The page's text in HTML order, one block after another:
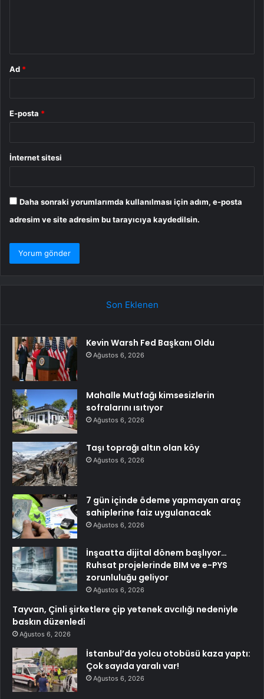
Ad *
E-posta *
İnternet sitesi
Daha sonraki yorumlarımda kullanılması için adım, e-posta
adresim ve site adresim bu tarayıcıya kaydedilsin.
Son Eklenen
Kevin Warsh Fed Başkanı Oldu
Ağustos 6, 2026
Mahalle Mutfağı kimsesizlerin
sofralarını ısıtıyor
Ağustos 6, 2026
Taşı toprağı altın olan köy
Ağustos 6, 2026
7 gün içinde ödeme yapmayan araç
sahiplerine faiz uygulanacak
Ağustos 6, 2026
İnşaatta dijital dönem başlıyor…
Ruhsat projelerinde BIM ve e-PYS
zorunluluğu geliyor
Ağustos 6, 2026
Tayvan, Çinli şirketlere çip yetenek avcılığı nedeniyle
baskın düzenledi
Ağustos 6, 2026
İstanbul’da yolcu otobüsü kaza yaptı:
Çok sayıda yaralı var!
Ağustos 6, 2026